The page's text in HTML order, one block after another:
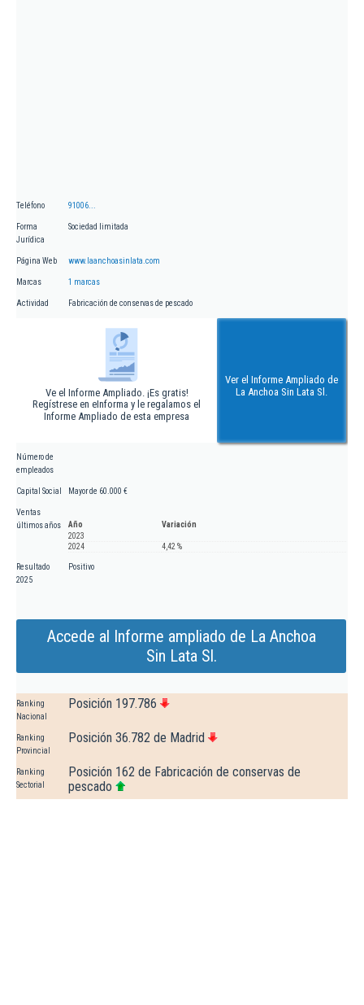
Teléfono 91006...
Forma
Jurídica
Sociedad limitada
Página Web www.laanchoasinlata.com
Marcas 1 marcas
Actividad Fabricación de conservas de pescado
Ve el Informe Ampliado. ¡Es gratis!
Regístrese en eInforma y le regalamos el
Informe Ampliado de esta empresa
Ver el Informe Ampliado de
La Anchoa Sin Lata Sl.
Número de
empleados
Capital Social Mayor de 60.000 €
Ventas
últimos años
Año
Variación
2023
2024
4,42 %
Resultado
2025
Positivo
Accede al Informe ampliado de La Anchoa
Sin Lata Sl.
Ranking
Nacional
Posición 197.786
Ranking
Provincial
Posición 36.782 de Madrid
Ranking
Sectorial
Posición 162 de Fabricación de conservas de
pescado